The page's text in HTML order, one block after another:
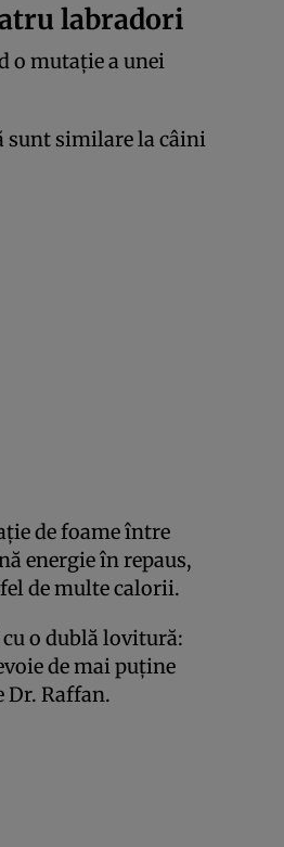
labradori
o mutație a unei
sunt similare la câini
de foame între
energie în repaus,
fel de multe calorii.
o dublă lovitură:
de mai puține
Dr. Raffan.